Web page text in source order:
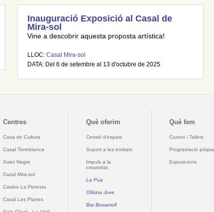
Inauguració Exposició al Casal de
Mira-sol
Vine a descobrir aquesta proposta artística!
LLOC: Casal Mira-sol
DATA: Del 6 de setembre al 13 d'octubre de 2025
Centres
Casa de Cultura
Casal Torreblanca
Xalet Negre
Casal Mira-sol
Casino La Floresta
Casal Les Planes
Què oferim
Cessió d'espais
Suport a les entitats
Impuls a la
creativitat
La Pua
Oficina Jove
Bar Bocamoll
Què fem
Cursos i Tallers
Programació pròpia
Exposicions